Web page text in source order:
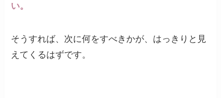
い。
そうすれば、次に何をすべきかが、はっきりと見
えてくるはずです。